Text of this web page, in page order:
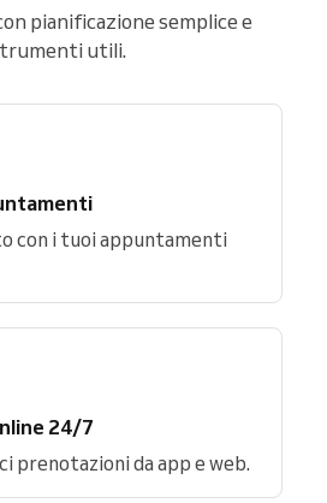
pianificazione semplice e
utili.
con i tuoi appuntamenti
24/7
prenotazioni da app e web.